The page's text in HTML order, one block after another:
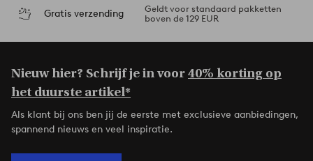
Gratis verzending
Geldt voor standaard pakketten
boven de 129 EUR
Nieuw hier? Schrijf je in voor40% korting op
het duurste artikel*
Als klant bij ons ben jij de eerste met exclusieve aanbiedingen,
spannend nieuws en veel inspiratie.